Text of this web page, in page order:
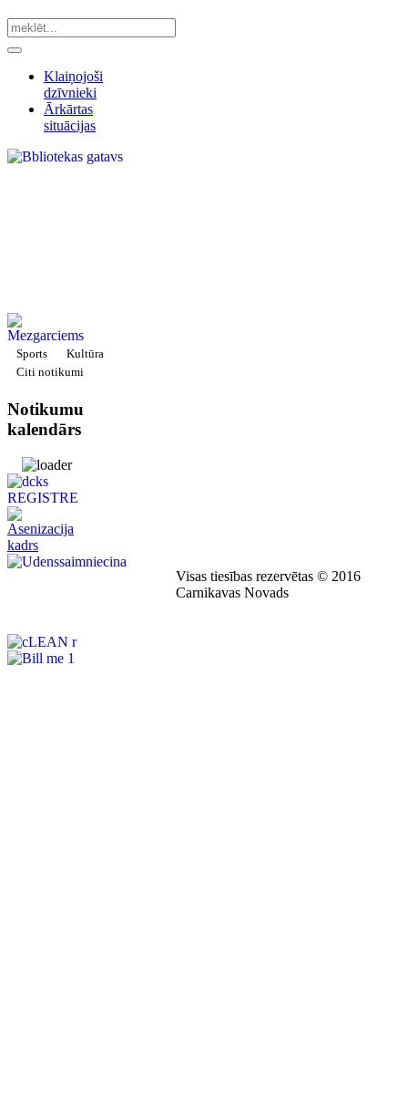
Klaiņojoši
dzīvnieki
Ārkārtas
situācijas
Sports
Kultūra
Citi notikumi
Notikumu
kalendārs
Visas tiesības rezervētas © 2016
Carnikavas Novads